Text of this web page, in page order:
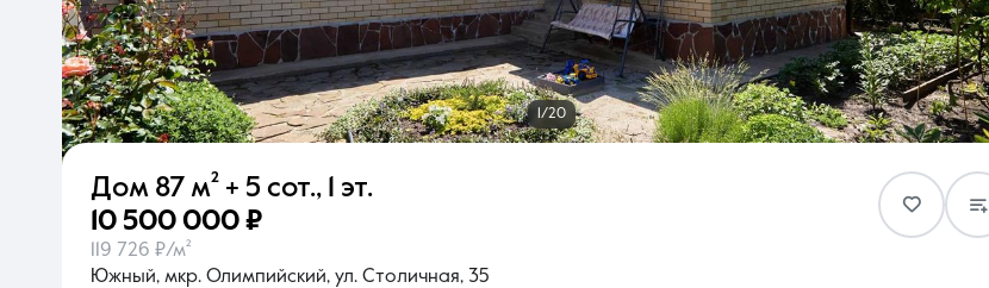
О компании Контакты
1/20
Дом 87 м² + 5 сот.,
1 эт.
10 500 000 ₽
119 726 ₽/м²
Южный, мкр. Олимпийский, ул. Столичная, 35